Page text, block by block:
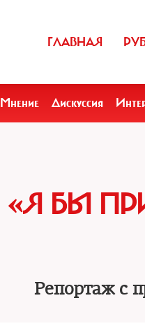
ГЛАВНАЯ
Мнение Дискуссия
«Я БЫ
Репортаж с